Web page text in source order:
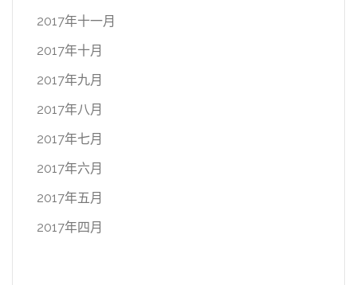
2017年十一月
2017年十月
2017年九月
2017年八月
2017年七月
2017年六月
2017年五月
2017年四月